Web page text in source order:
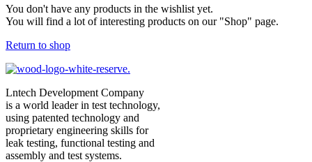
You don't have any products in the wishlist yet.
You will find a lot of interesting products on our "Shop" page.
Return to shop
Lntech Development Company
is a world leader in test technology,
using patented technology and
proprietary engineering skills for
leak testing, functional testing and
assembly and test systems.